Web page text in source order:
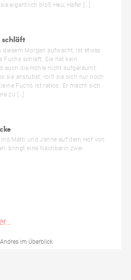
eigentlich bloß Heu, Hafer […]
schläft
diesem Morgen aufwacht, ist etwas
Fuchs schläft. Sie hat kein
auch die Höhle nicht aufgeräumt.
sie anstubst, rollt sie sich nur noch
Fuchs ist ratlos. Er macht sich
zu […]
Matti und Janne auf dem Hof von
bringt eine Nachbarin zwei
im Überblick